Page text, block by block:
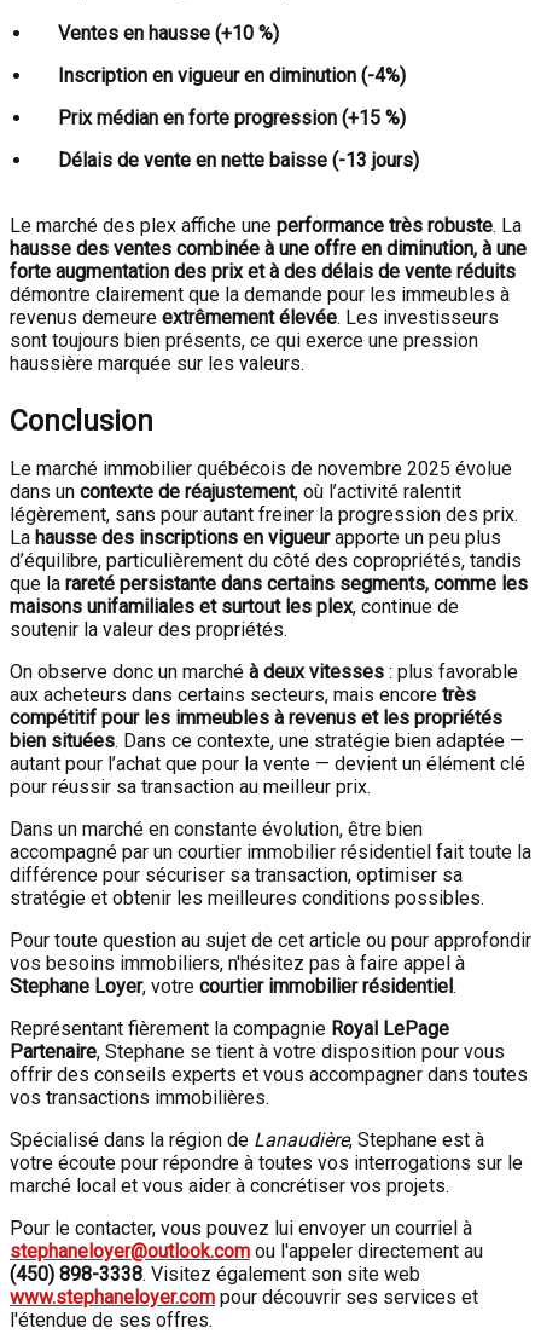
Ventes en hausse (+10 %)
Inscription en vigueur en diminution (-4%)
Prix médian en forte progression (+15 %)
Délais de vente en nette baisse (-13 jours)
Le marché des plex affiche une performance très robuste. La
hausse des ventes combinée à une offre en diminution, à une
forte augmentation des prix et à des délais de vente réduits
démontre clairement que la demande pour les immeubles à
revenus demeure extrêmement élevée. Les investisseurs
sont toujours bien présents, ce qui exerce une pression
haussière marquée sur les valeurs.
Conclusion
Le marché immobilier québécois de novembre 2025 évolue
dans un contexte de réajustement, où l’activité ralentit
légèrement, sans pour autant freiner la progression des prix.
La hausse des inscriptions en vigueurapporte un peu plus
d’équilibre, particulièrement du côté des copropriétés, tandis
que la rareté persistante dans certains segments, comme les
maisons unifamiliales et surtout les plex, continue de
soutenir la valeur des propriétés.
On observe donc un marché à deux vitesses : plus favorable
aux acheteurs dans certains secteurs, mais encore très
compétitif pour les immeubles à revenus et les propriétés
bien situées. Dans ce contexte, une stratégie bien adaptée —
autant pour l’achat que pour la vente — devient un élément clé
pour réussir sa transaction au meilleur prix.
Dans un marché en constante évolution, être bien
accompagné par un courtier immobilier résidentiel fait toute la
différence pour sécuriser sa transaction, optimiser sa
stratégie et obtenir les meilleures conditions possibles.
Pour toute question au sujet de cet article ou pour approfondir
vos besoins immobiliers, n'hésitez pas à faire appel à
Stephane Loyer, votre courtier immobilier résidentiel .
Représentant fièrement la compagnie Royal LePage
Partenaire, Stephane se tient à votre disposition pour vous
offrir des conseils experts et vous accompagner dans toutes
vos transactions immobilières.
Spécialisé dans la région de Lanaudière, Stephane est à
votre écoute pour répondre à toutes vos interrogations sur le
marché local et vous aider à concrétiser vos projets.
Pour le contacter, vous pouvez lui envoyer un courriel à
stephaneloyer@outlook.com ou l'appeler directement au
(450) 898-3338. Visitez également son site web
www.stephaneloyer.com pour découvrir ses services et
l'étendue de ses offres.